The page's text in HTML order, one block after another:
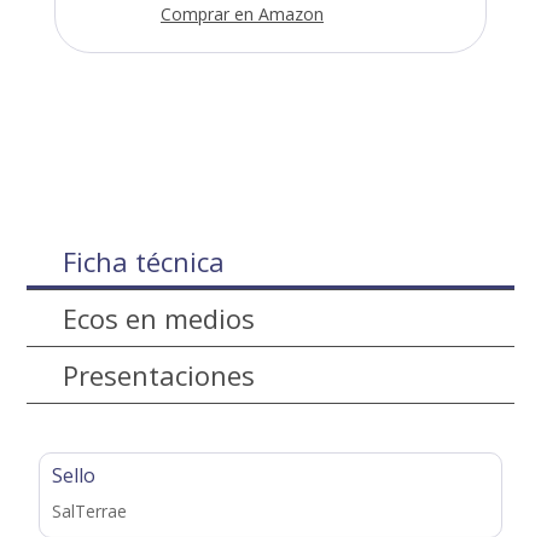
Comprar en Amazon
Ficha técnica
Ecos en medios
Presentaciones
Sello
SalTerrae